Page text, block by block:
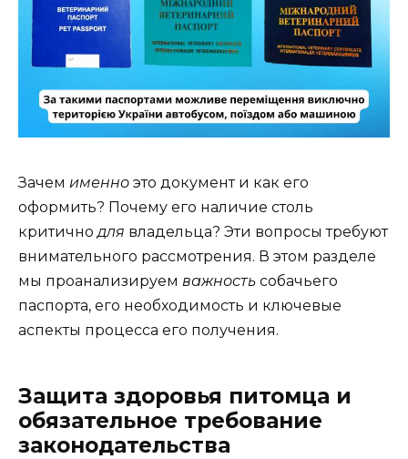
Зачем именно это документ и как его
оформить? Почему его наличие столь
критично для владельца? Эти вопросы требуют
внимательного рассмотрения. В этом разделе
мы проанализируем важность собачьего
паспорта, его необходимость и ключевые
аспекты процесса его получения.
Защита здоровья питомца и
обязательное требование
законодательства